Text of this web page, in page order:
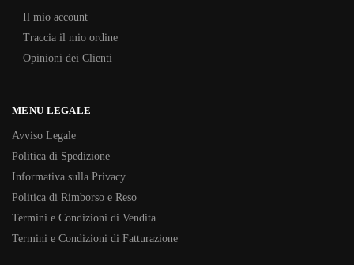
Il mio account
Traccia il mio ordine
Opinioni dei Clienti
MENU LEGALE
Avviso Legale
Politica di Spedizione
Informativa sulla Privacy
Politica di Rimborso e Reso
Termini e Condizioni di Vendita
Termini e Condizioni di Fatturazione